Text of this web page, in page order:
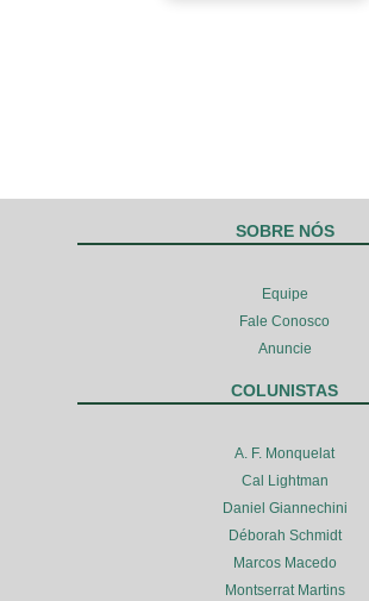
SOBRE NÓS
Equipe
Fale Conosco
Anuncie
COLUNISTAS
A. F. Monquelat
Cal Lightman
Daniel Giannechini
Déborah Schmidt
Marcos Macedo
Montserrat Martins